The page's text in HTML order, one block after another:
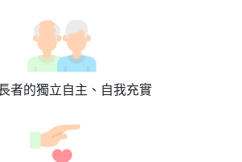
者的獨立自主、自我充實